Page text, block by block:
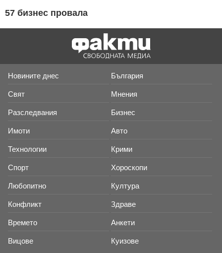
57 бизнес провала
Новините днес България
Свят Мнения
Разследвания Бизнес
Имоти Авто
Технологии Крими
Спорт Хороскопи
Любопитно Култура
Конфликт Здраве
Времето Анкети
Вицове Куизове